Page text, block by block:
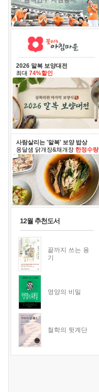
2026 말복 보양대전
최대 74%할인
사람살리는 '말복' 보양 밥상
옹달샘 닭개장&채개장 한정수량
12월 추천도서
끝까지 쓰는 용
기
영양의 비밀
철학의 뒷계단